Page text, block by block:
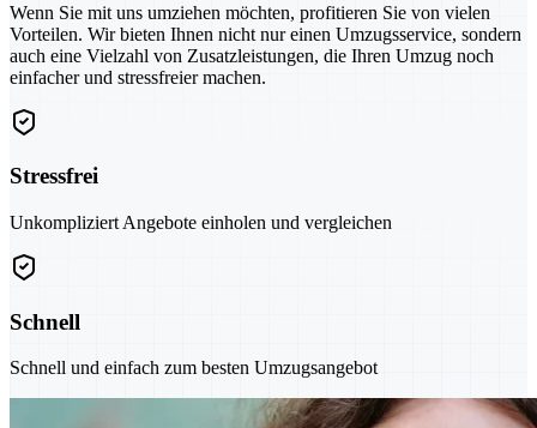
Wenn Sie mit uns umziehen möchten, profitieren Sie von vielen
Vorteilen. Wir bieten Ihnen nicht nur einen Umzugsservice, sondern
auch eine Vielzahl von Zusatzleistungen, die Ihren Umzug noch
einfacher und stressfreier machen.
Stressfrei
Unkompliziert Angebote einholen und vergleichen
Schnell
Schnell und einfach zum besten Umzugsangebot